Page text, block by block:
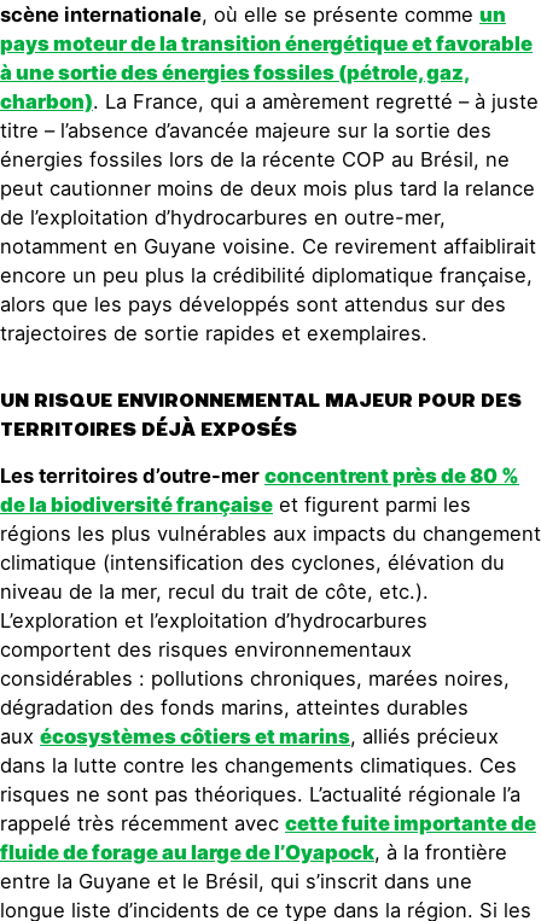
scène internationale, où elle se présente comme un
pays moteur de la transition énergétique et favorable
à une sortie des énergies fossiles (pétrole, gaz,
charbon). La France, qui a amèrement regretté – à juste
titre – l’absence d’avancée majeure sur la sortie des
énergies fossiles lors de la récente COP au Brésil, ne
peut cautionner moins de deux mois plus tard la relance
de l’exploitation d’hydrocarbures en outre-mer,
notamment en Guyane voisine. Ce revirement affaiblirait
encore un peu plus la crédibilité diplomatique française,
alors que les pays développés sont attendus sur des
trajectoires de sortie rapides et exemplaires.
UN RISQUE ENVIRONNEMENTAL MAJEUR POUR DES
TERRITOIRES DÉJÀ EXPOSÉS
Les territoires d’outre-mer concentrent près de 80 %
de la biodiversité française et figurent parmi les
régions les plus vulnérables aux impacts du changement
climatique (intensification des cyclones, élévation du
niveau de la mer, recul du trait de côte, etc.).
L’exploration et l’exploitation d’hydrocarbures
comportent des risques environnementaux
considérables : pollutions chroniques, marées noires,
dégradation des fonds marins, atteintes durables
aux écosystèmes côtiers et marins, alliés précieux
dans la lutte contre les changements climatiques. Ces
risques ne sont pas théoriques. L’actualité régionale l’a
rappelé très récemment avec cette fuite importante de
fluide de forage au large de l’Oyapock, à la frontière
entre la Guyane et le Brésil, qui s’inscrit dans une
longue liste d’incidents de ce type dans la région. Si les